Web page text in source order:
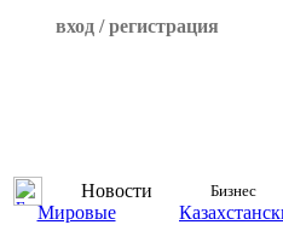
вход / регистрация
Новости Бизнес
Мировые